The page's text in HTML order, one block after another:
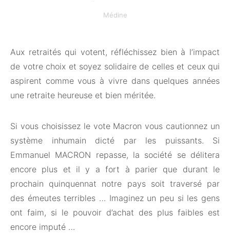
Médine
Aux retraités qui votent, réfléchissez bien à l’impact
de votre choix et soyez solidaire de celles et ceux qui
aspirent comme vous à vivre dans quelques années
une retraite heureuse et bien méritée.
Si vous choisissez le vote Macron vous cautionnez un
système inhumain dicté par les puissants. Si
Emmanuel MACRON repasse, la société se délitera
encore plus et il y a fort à parier que durant le
prochain quinquennat notre pays soit traversé par
des émeutes terribles … Imaginez un peu si les gens
ont faim, si le pouvoir d’achat des plus faibles est
encore imputé …